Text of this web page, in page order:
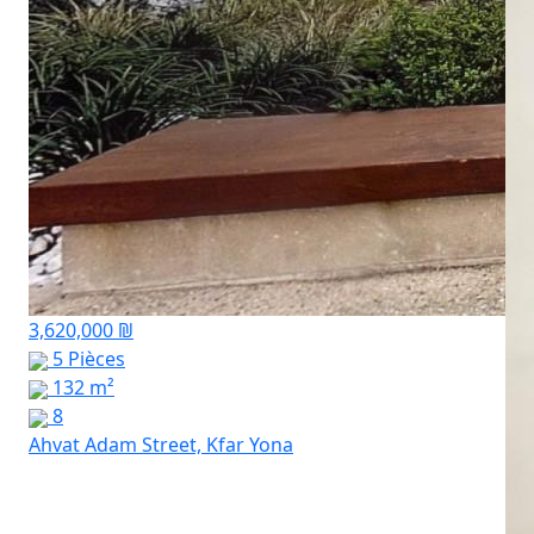
3,620,000 ₪
5 Pièces
132 m²
8
Ahvat Adam Street, Kfar Yona